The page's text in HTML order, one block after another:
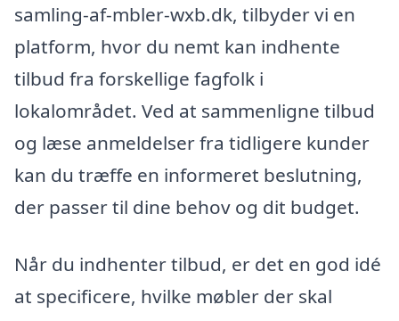
samling-af-mbler-wxb.dk, tilbyder vi en
platform, hvor du nemt kan indhente
tilbud fra forskellige fagfolk i
lokalområdet. Ved at sammenligne tilbud
og læse anmeldelser fra tidligere kunder
kan du træffe en informeret beslutning,
der passer til dine behov og dit budget.
Når du indhenter tilbud, er det en god idé
at specificere, hvilke møbler der skal